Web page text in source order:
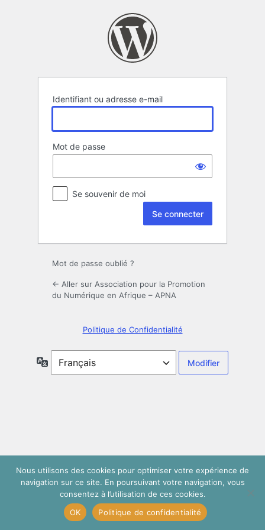
Identifiant ou adresse e-mail
Mot de passe
Se souvenir de moi
Mot de passe oublié ?
← Aller sur Association pour la Promotion
du Numérique en Afrique – APNA
Politique de Confidentialité
Langue
Nous utilisons des cookies pour optimiser votre expérience de
navigation sur ce site. En poursuivant votre navigation, vous
consentez à l’utilisation de ces cookies.
OK
Politique de confidentialité